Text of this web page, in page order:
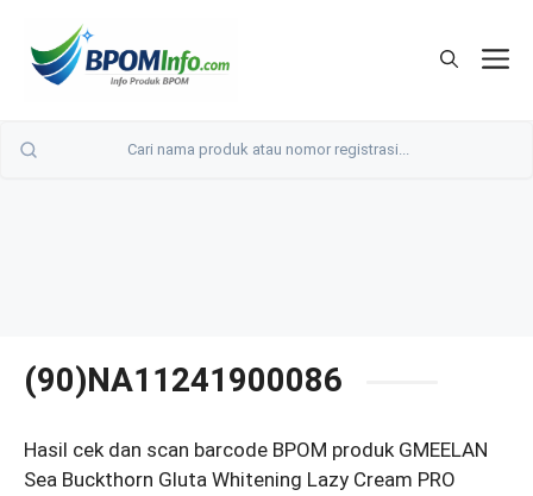
(90)NA11241900086
Hasil cek dan scan barcode BPOM produk GMEELAN
Sea Buckthorn Gluta Whitening Lazy Cream PRO